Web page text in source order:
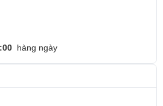
hàng ngày